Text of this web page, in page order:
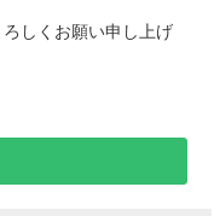
しくお願い申し上げ